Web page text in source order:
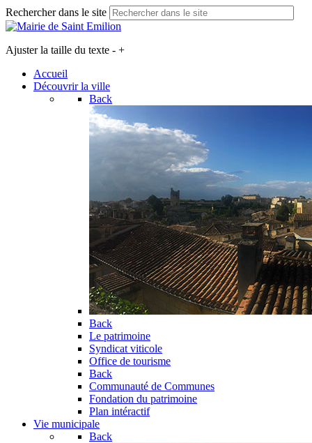
Rechercher dans le site
Ajuster la taille du texte - +
Accueil
Découvrir la ville
Back
Back
Le patrimoine
Syndicat viticole
Office de tourisme
Back
Communauté de Communes
Fondation du patrimoine
Plan intéractif
Vie municipale
Back